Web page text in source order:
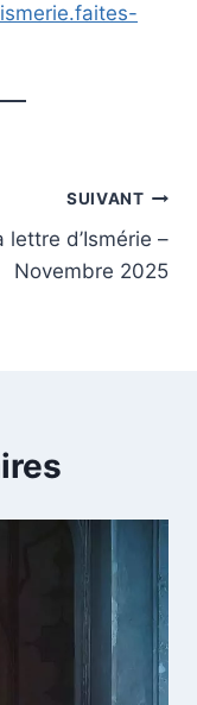
SUIVANT
lettre d’Ismérie –
Novembre 2025